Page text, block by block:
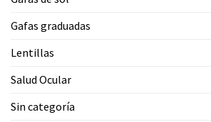
Gafas graduadas
Lentillas
Salud Ocular
Sin categoría